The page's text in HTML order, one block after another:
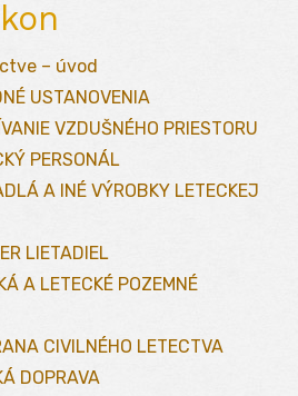
– úvod
USTANOVENIA
VZDUŠNÉHO PRIESTORU
PERSONÁL
A INÉ VÝROBKY LETECKEJ
LIETADIEL
A LETECKÉ POZEMNÉ
CIVILNÉHO LETECTVA
DOPRAVA